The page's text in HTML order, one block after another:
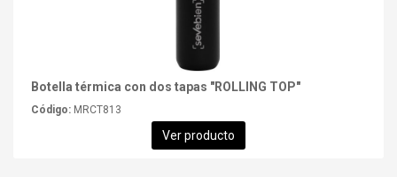
Botella térmica con dos tapas "ROLLING TOP"
Código: MRCT813
Ver producto